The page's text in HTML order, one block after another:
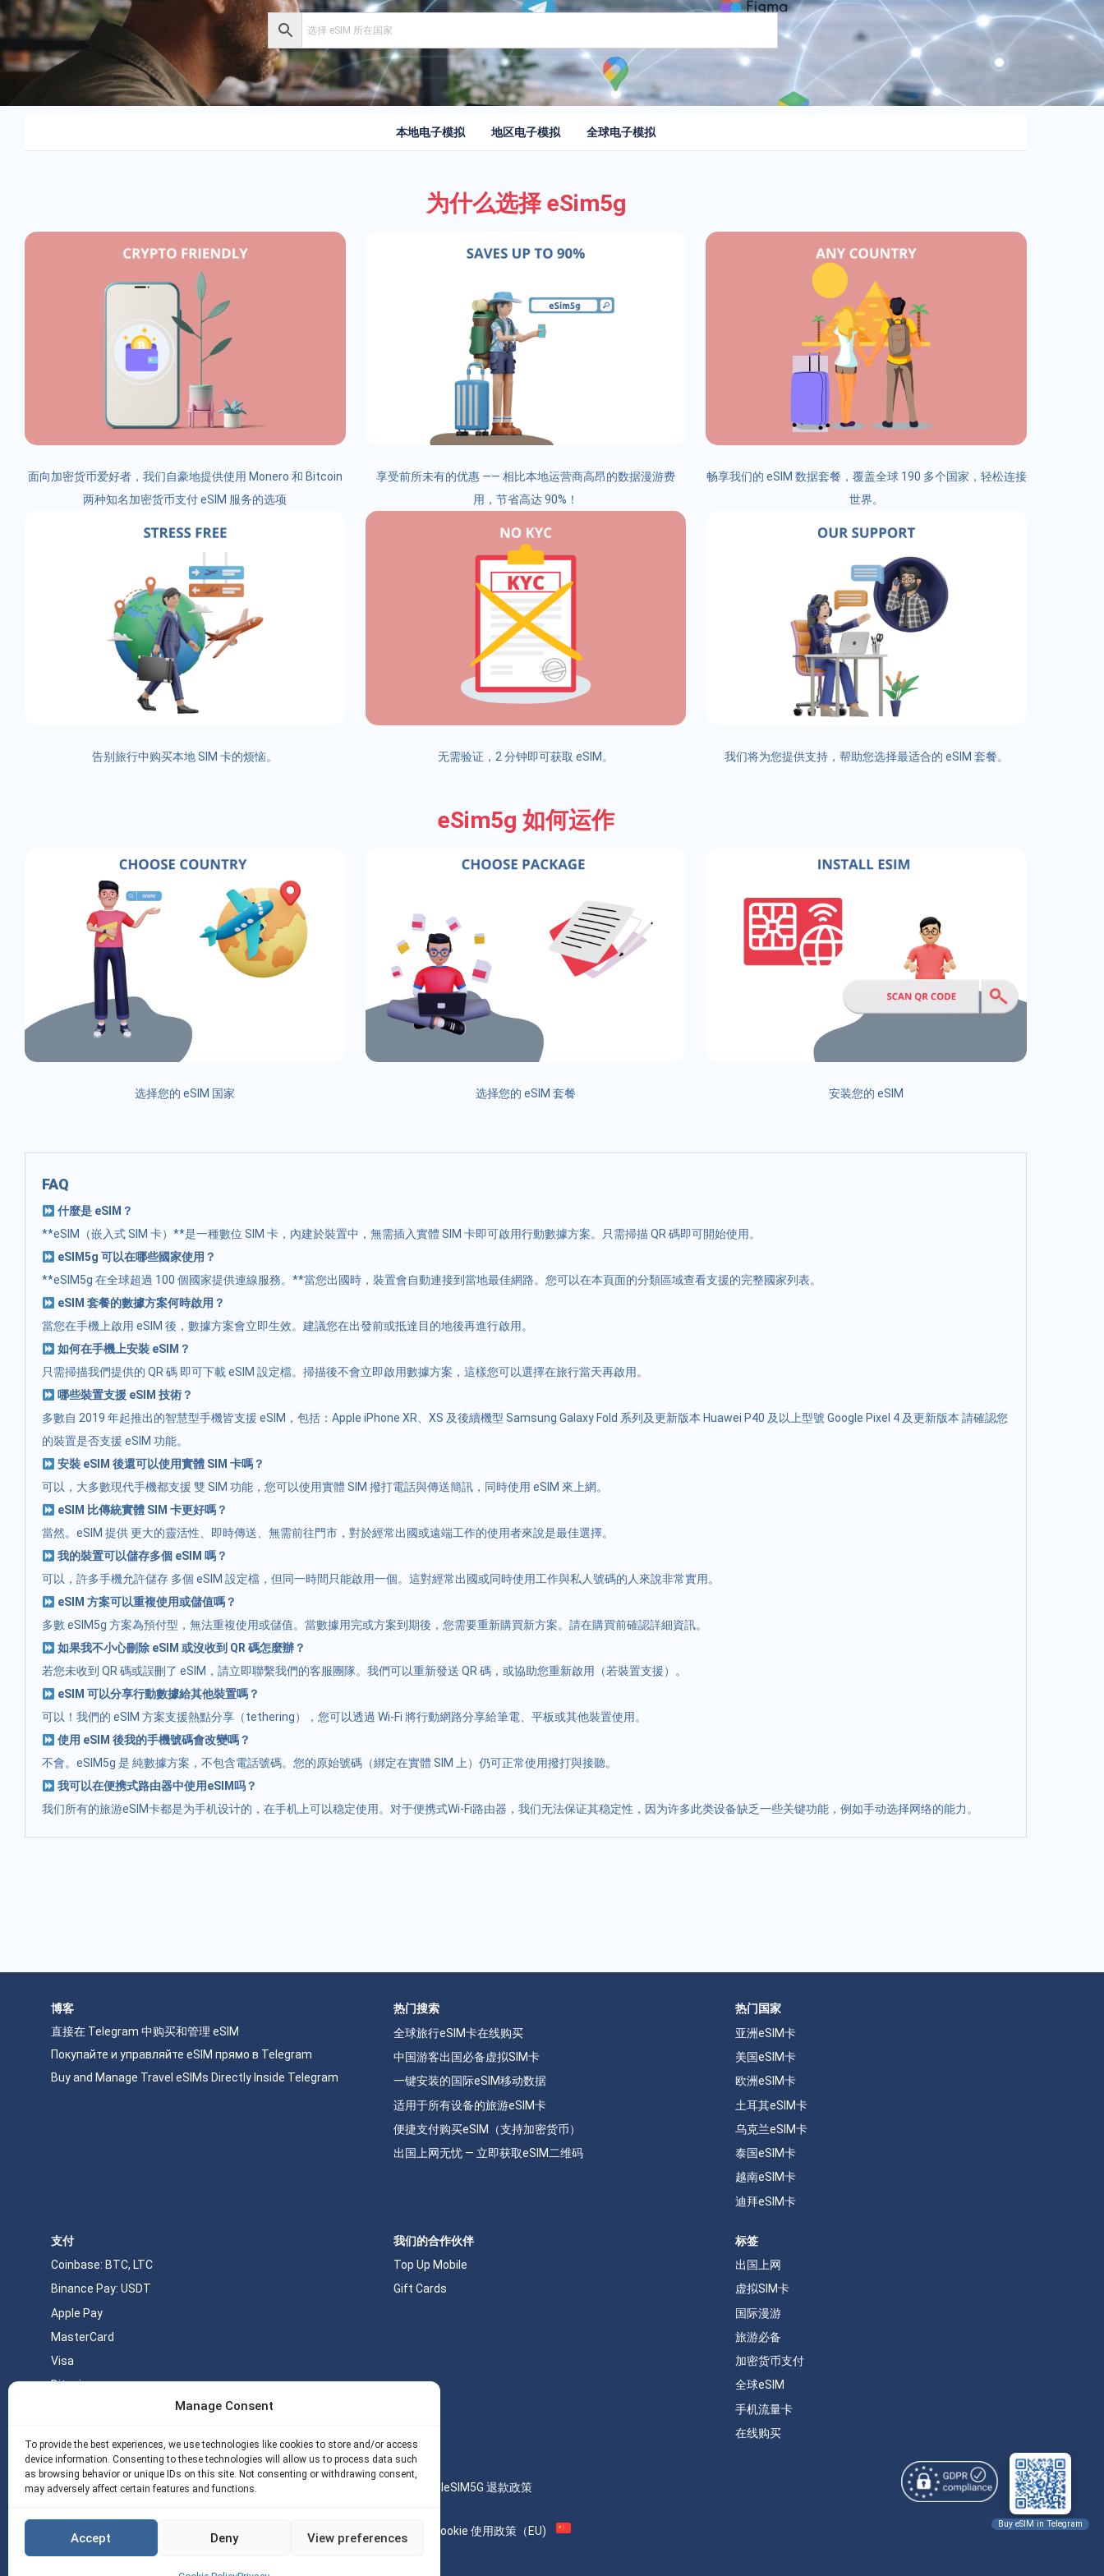
Manage Consent
To provide the best experiences, we use technologies like cookies to store and/or access
device information. Consenting to these technologies will allow us to process data such
as browsing behavior or unique IDs on this site. Not consenting or withdrawing consent,
may adversely affect certain features and functions.
Accept Deny View preferences
本地电子模拟 地区电子模拟 全球电子模拟
为什么选择 eSim5g
面向加密货币爱好者，我们自豪地提供使用 Monero 和 Bitcoin
两种知名加密货币支付 eSIM 服务的选项
享受前所未有的优惠 —— 相比本地运营商高昂的数据漫游费
用，节省高达 90%！
畅享我们的 eSIM 数据套餐，覆盖全球 190 多个国家，轻松连接
世界。
告别旅行中购买本地 SIM 卡的烦恼。 无需验证，2 分钟即可获取 eSIM。 我们将为您提供支持，帮助您选择最适合的 eSIM 套餐。
eSim5g 如何运作
选择您的 eSIM 国家 选择您的 eSIM 套餐 安装您的 eSIM
FAQ
什麼是 eSIM？
**eSIM（嵌入式 SIM 卡）**是一種數位 SIM 卡，內建於裝置中，無需插入實體 SIM 卡即可啟用行動數據方案。只需掃描 QR 碼即可開始使用。
eSIM5g 可以在哪些國家使用？
**eSIM5g 在全球超過 100 個國家提供連線服務。**當您出國時，裝置會自動連接到當地最佳網路。您可以在本頁面的分類區域查看支援的完整國家列表。
eSIM 套餐的數據方案何時啟用？
當您在手機上啟用 eSIM 後，數據方案會立即生效。建議您在出發前或抵達目的地後再進行啟用。
如何在手機上安裝 eSIM？
只需掃描我們提供的 QR 碼 即可下載 eSIM 設定檔。掃描後不會立即啟用數據方案，這樣您可以選擇在旅行當天再啟用。
哪些裝置支援 eSIM 技術？
多數自 2019 年起推出的智慧型手機皆支援 eSIM，包括：Apple iPhone XR、XS 及後續機型 Samsung Galaxy Fold 系列及更新版本 Huawei P40 及以上型號 Google Pixel 4 及更新版本 請確認您
的裝置是否支援 eSIM 功能。
安裝 eSIM 後還可以使用實體 SIM 卡嗎？
可以，大多數現代手機都支援 雙 SIM 功能，您可以使用實體 SIM 撥打電話與傳送簡訊，同時使用 eSIM 來上網。
eSIM 比傳統實體 SIM 卡更好嗎？
當然。eSIM 提供 更大的靈活性、即時傳送、無需前往門市，對於經常出國或遠端工作的使用者來說是最佳選擇。
我的裝置可以儲存多個 eSIM 嗎？
可以，許多手機允許儲存 多個 eSIM 設定檔，但同一時間只能啟用一個。這對經常出國或同時使用工作與私人號碼的人來說非常實用。
eSIM 方案可以重複使用或儲值嗎？
多數 eSIM5g 方案為預付型，無法重複使用或儲值。當數據用完或方案到期後，您需要重新購買新方案。請在購買前確認詳細資訊。
如果我不小心刪除 eSIM 或沒收到 QR 碼怎麼辦？
若您未收到 QR 碼或誤刪了 eSIM，請立即聯繫我們的客服團隊。我們可以重新發送 QR 碼，或協助您重新啟用（若裝置支援）。
eSIM 可以分享行動數據給其他裝置嗎？
可以！我們的 eSIM 方案支援熱點分享（tethering），您可以透過 Wi-Fi 將行動網路分享給筆電、平板或其他裝置使用。
使用 eSIM 後我的手機號碼會改變嗎？
不會。eSIM5g 是 純數據方案，不包含電話號碼。您的原始號碼（綁定在實體 SIM 上）仍可正常使用撥打與接聽。
我可以在便携式路由器中使用eSIM吗？
我们所有的旅游eSIM卡都是为手机设计的，在手机上可以稳定使用。对于便携式Wi-Fi路由器，我们无法保证其稳定性，因为许多此类设备缺乏一些关键功能，例如手动选择网络的能力。
博客
直接在 Telegram 中购买和管理 eSIM
Покупайте и управляйте eSIM прямо в Telegram
Buy and Manage Travel eSIMs Directly Inside Telegram
热门搜索
全球旅行eSIM卡在线购买
中国游客出国必备虚拟SIM卡
一键安装的国际eSIM移动数据
适用于所有设备的旅游eSIM卡
便捷支付购买eSIM（支持加密货币）
出国上网无忧 — 立即获取eSIM二维码
热门国家
亚洲eSIM卡
美国eSIM卡
欧洲eSIM卡
土耳其eSIM卡
乌克兰eSIM卡
泰国eSIM卡
越南eSIM卡
迪拜eSIM卡
支付
Coinbase: BTC, LTC
Binance Pay: USDT
Apple Pay
MasterCard
Visa
Bitcoin
我们的合作伙伴
Top Up Mobile
Gift Cards
标签
出国上网
虚拟SIM卡
国际漫游
旅游必备
加密货币支付
全球eSIM
手机流量卡
在线购买
关于 eSIM5gYour Tickets eSIM5G 退款政策
使用条款隐私政策 Cookie 使用政策（EU)
Buy eSIM in Telegram